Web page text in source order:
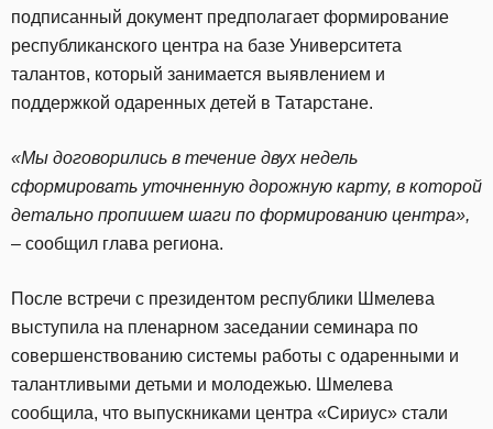
подписанный документ предполагает формирование
республиканского центра на базе Университета
талантов, который занимается выявлением и
поддержкой одаренных детей в Татарстане.
«Мы договорились в течение двух недель
сформировать уточненную дорожную карту, в которой
детально пропишем шаги по формированию центра»,
– сообщил глава региона.
После встречи с президентом республики Шмелева
выступила на пленарном заседании семинара по
совершенствованию системы работы с одаренными и
талантливыми детьми и молодежью. Шмелева
сообщила, что выпускниками центра «Сириус» стали